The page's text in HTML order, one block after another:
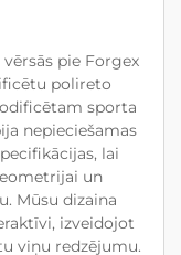
pie Forgex
polireto
sporta
nepieciešamas
lai
un
Mūsu dizaina
izveidojot
viņu redzējumu.